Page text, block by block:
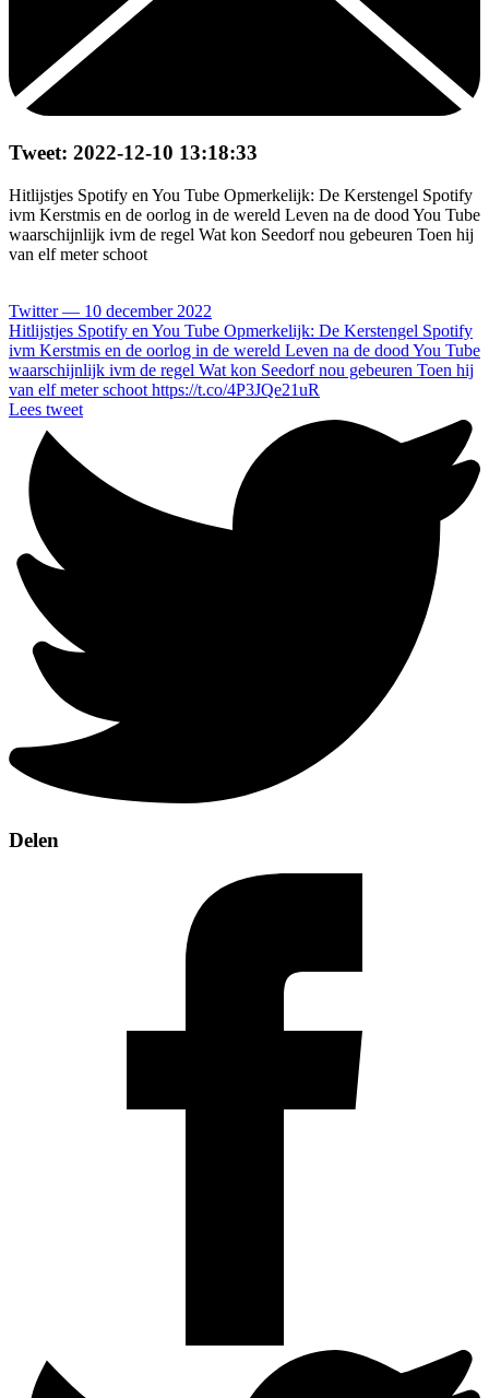
Tweet: 2022-12-10 13:18:33
Hitlijstjes Spotify en You Tube Opmerkelijk: De Kerstengel Spotify
ivm Kerstmis en de oorlog in de wereld Leven na de dood You Tube
waarschijnlijk ivm de regel Wat kon Seedorf nou gebeuren Toen hij
van elf meter schoot
Twitter — 10 december 2022
Hitlijstjes Spotify en You Tube Opmerkelijk: De Kerstengel Spotify
ivm Kerstmis en de oorlog in de wereld Leven na de dood You Tube
waarschijnlijk ivm de regel Wat kon Seedorf nou gebeuren Toen hij
van elf meter schoot https://t.co/4P3JQe21uR
Lees tweet
Delen